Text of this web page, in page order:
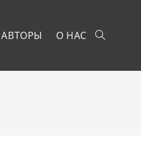
АВТОРЫ О НАС